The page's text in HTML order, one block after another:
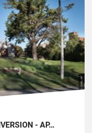
- AP…